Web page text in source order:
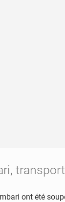
ont été